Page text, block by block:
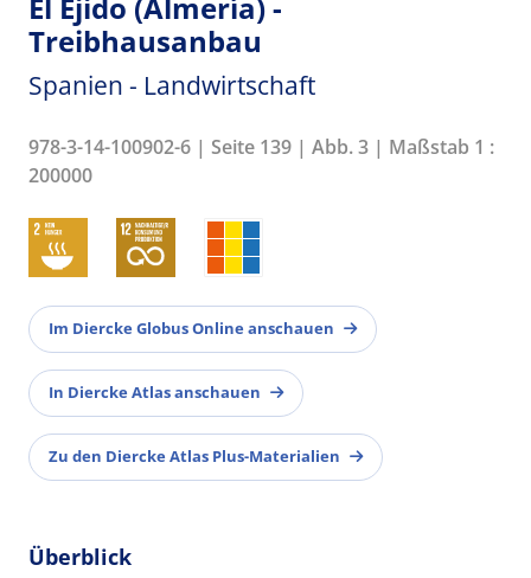
Treibhausanbau
Spanien - Landwirtschaft
978-3-14-100902-6 | Seite 139 | Abb. 3 | Maßstab 1 :
200000
Im Diercke Globus Online anschauen
In Diercke Atlas anschauen
Zu den Diercke Atlas Plus-Materialien
Überblick